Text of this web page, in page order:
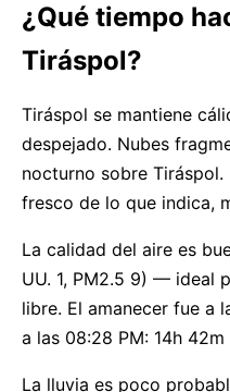
¿Qué tiempo
Tiráspol?
Tiráspol se mantiene
despejado. Nubes
nocturno sobre Tiráspol.
fresco de lo que indica,
La calidad del aire es
UU. 1, PM2.5 9) — ideal
libre. El amanecer fue a
a las 08:28 PM: 14h
La lluvia es poco